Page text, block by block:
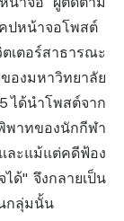
ปหน้าจอโพสต์
เตอร์สาธารณะ
องมหาวิทยาลัย
ได้นำโพสต์จาก
าทของนักกีฬา
ละแม้แต่คดีฟ้อง
ด้" จึงกลายเป็น
กลุ่มนั้น